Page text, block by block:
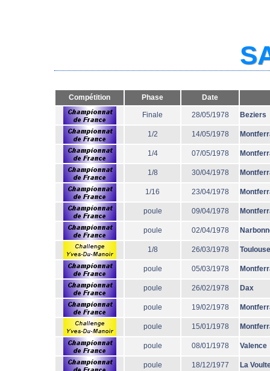
Compétition Phase Date
Finale 28/05/1978 Beziers
1/2 14/05/1978
1/4 07/05/1978
1/8 30/04/1978
1/16 23/04/1978
poule 09/04/1978
poule 02/04/1978
1/8 26/03/1978 Toulouse
poule 05/03/1978
poule 26/02/1978 Dax
poule 19/02/1978
poule 15/01/1978
poule 08/01/1978 Valence
poule 18/12/1977 La